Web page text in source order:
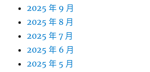
2025 年 9 月
2025 年 8 月
2025 年 7 月
2025 年 6 月
2025 年 5 月